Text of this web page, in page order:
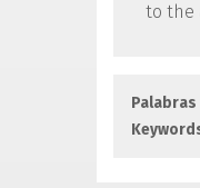
to the
Palabras